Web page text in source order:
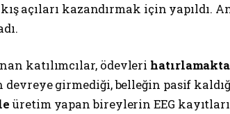
açıları kazandırmak için yapıldı.
katılımcılar, ödevleri
girmediği, belleğin pasif
üretim yapan bireylerin EEG